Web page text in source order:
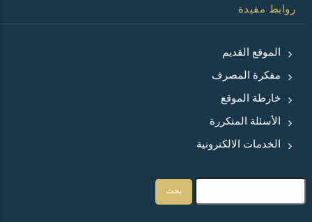
روابط مفيدة
الموقع القديم
مفكرة المصرف
خارطة الموقع
الأسئلة المتكررة
الخدمات الالكترونية